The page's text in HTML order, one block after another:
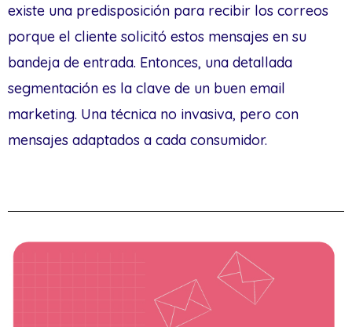
existe una predisposición para recibir los correos
porque el cliente solicitó estos mensajes en su
bandeja de entrada. Entonces, una detallada
segmentación es la clave de un buen email
marketing. Una técnica no invasiva, pero con
mensajes adaptados a cada consumidor.